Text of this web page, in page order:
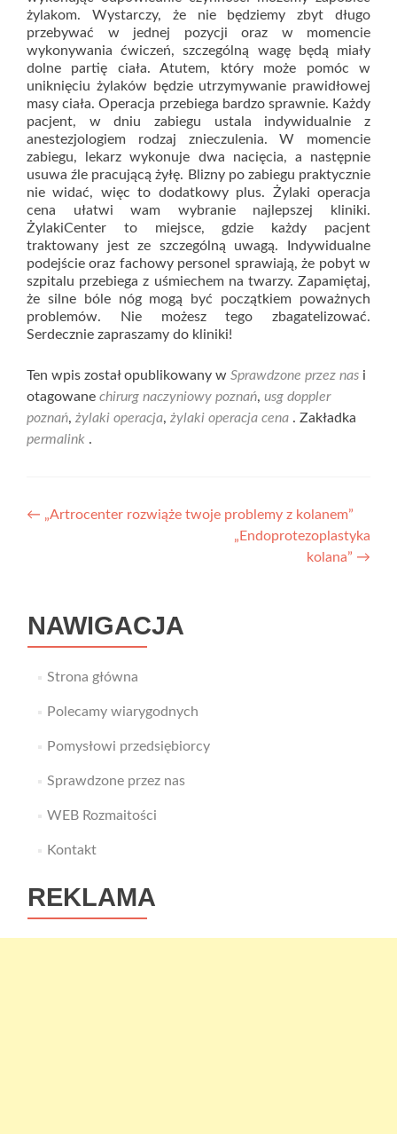
żylakom. Wystarczy, że nie będziemy zbyt długo
przebywać w jednej pozycji oraz w momencie
wykonywania ćwiczeń, szczególną wagę będą miały
dolne partię ciała. Atutem, który może pomóc w
uniknięciu żylaków będzie utrzymywanie prawidłowej
masy ciała. Operacja przebiega bardzo sprawnie. Każdy
pacjent, w dniu zabiegu ustala indywidualnie z
anestezjologiem rodzaj znieczulenia. W momencie
zabiegu, lekarz wykonuje dwa nacięcia, a następnie
usuwa źle pracującą żyłę. Blizny po zabiegu praktycznie
nie widać, więc to dodatkowy plus. Żylaki operacja
cena ułatwi wam wybranie najlepszej kliniki.
ŻylakiCenter to miejsce, gdzie każdy pacjent
traktowany jest ze szczególną uwagą. Indywidualne
podejście oraz fachowy personel sprawiają, że pobyt w
szpitalu przebiega z uśmiechem na twarzy. Zapamiętaj,
że silne bóle nóg mogą być początkiem poważnych
problemów. Nie możesz tego zbagatelizować.
Serdecznie zapraszamy do kliniki!
Ten wpis został opublikowany w Sprawdzone przez nas i
otagowane chirurg naczyniowy poznań, usg doppler
poznań, żylaki operacja, żylaki operacja cena . Zakładka
permalink .
Nawigacja
← „Artrocenter rozwiąże twoje problemy z kolanem”
„Endoprotezoplastyka
kolana” →
NAWIGACJA
Strona główna
Polecamy wiarygodnych
Pomysłowi przedsiębiorcy
Sprawdzone przez nas
WEB Rozmaitości
Kontakt
REKLAMA